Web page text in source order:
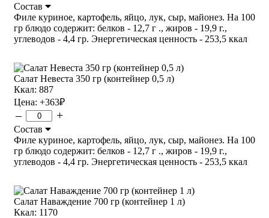
Состав
Филе куриное, картофель, яйцо, лук, сыр, майонез. На 100
гр блюдо содержит: белков - 12,7 г ., жиров - 19,9 г.,
углеводов - 4,4 гр. Энергетическая ценность - 253,5 ккал
Салат Невеста 350 гр (контейнер 0,5 л)
Ккал: 887
Цена: +363₽
– +
Состав
Филе куриное, картофель, яйцо, лук, сыр, майонез. На 100
гр блюдо содержит: белков - 12,7 г ., жиров - 19,9 г.,
углеводов - 4,4 гр. Энергетическая ценность - 253,5 ккал
Салат Наваждение 700 гр (контейнер 1 л)
Ккал: 1170